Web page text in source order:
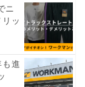
ニ
ッ
も進